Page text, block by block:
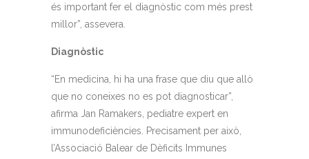
és important fer el diagnòstic com més prest
millor”, assevera.
Diagnòstic
“En medicina, hi ha una frase que diu que allò
que no coneixes no es pot diagnosticar”,
afirma Jan Ramakers, pediatre expert en
immunodeficiències. Precisament per això,
l’Associació Balear de Dèficits Immunes